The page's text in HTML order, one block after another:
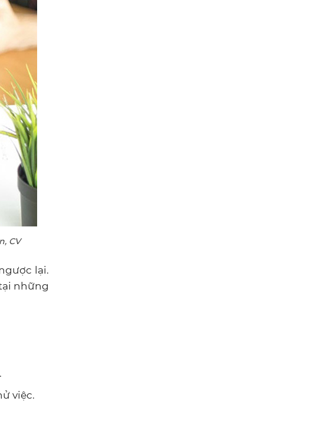
CV
lại.
những
việc.